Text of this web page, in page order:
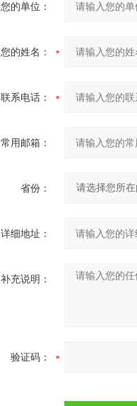
您的单位：
您的姓名：
联系电话：
常用邮箱：
省份：
详细地址：
补充说明：
验证码：